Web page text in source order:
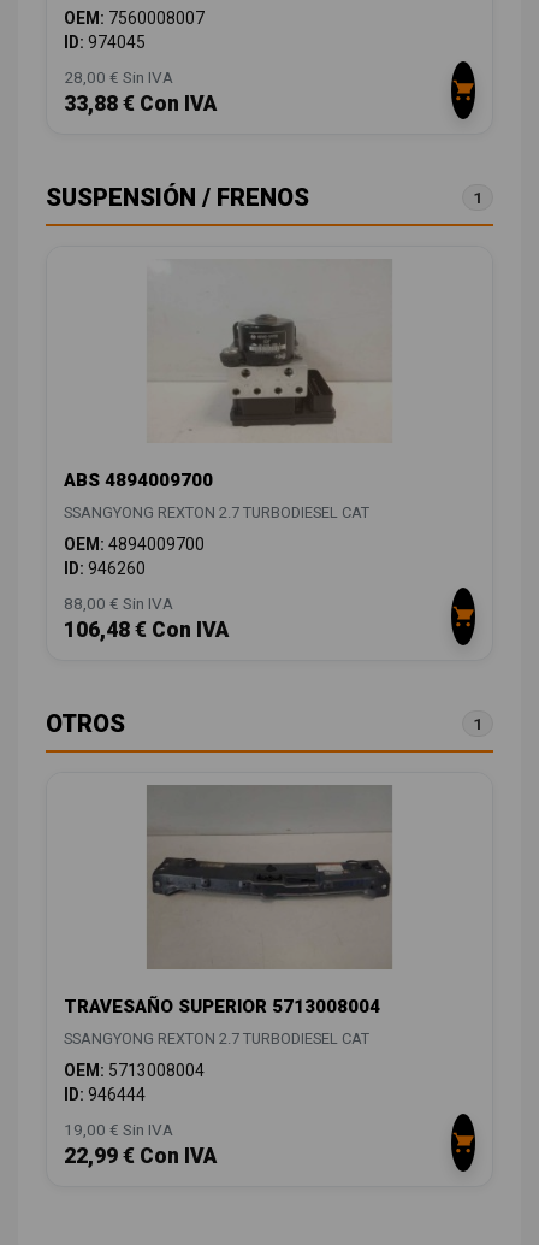
OEM: 7560008007
ID: 974045
28,00 € Sin IVA
33,88 € Con IVA
SUSPENSIÓN / FRENOS 1
ABS 4894009700
SSANGYONG REXTON 2.7 TURBODIESEL CAT
OEM: 4894009700
ID: 946260
88,00 € Sin IVA
106,48 € Con IVA
OTROS 1
TRAVESAÑO SUPERIOR 5713008004
SSANGYONG REXTON 2.7 TURBODIESEL CAT
OEM: 5713008004
ID: 946444
19,00 € Sin IVA
22,99 € Con IVA